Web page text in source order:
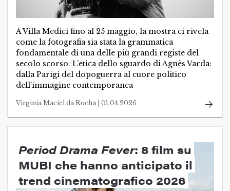
A Villa Medici fino al 25 maggio, la mostra ci rivela
come la fotografia sia stata la grammatica
fondamentale di una delle più grandi registe del
secolo scorso. L’etica dello sguardo di Agnès Varda:
dalla Parigi del dopoguerra al cuore politico
dell’immagine contemporanea
Virginia Maciel da Rocha | 01.04.2026
Period Drama Fever: 8 film su
MUBI che hanno anticipato il
trend cinematografico 2026